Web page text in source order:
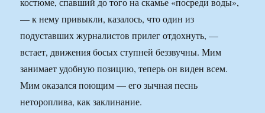
— к нему привыкли, казалось, что один из
подуставших журналистов прилег отдохнуть, —
встает, движения босых ступней беззвучны. Мим
занимает удобную позицию, теперь он виден всем.
Мим оказался поющим — его зычная песнь
нетороплива, как заклинание.